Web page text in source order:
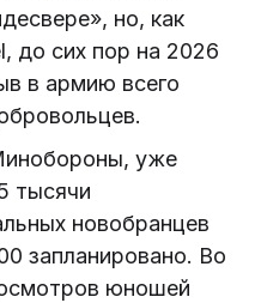
но, как
до сих пор на 2026
в армию всего
уже
тысячи
новобранцев
запланировано. Во
юношей